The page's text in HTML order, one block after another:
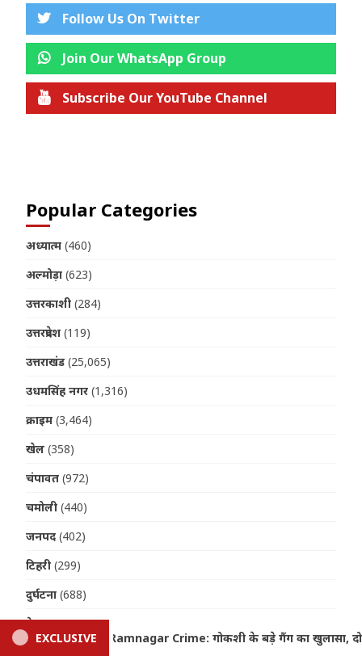
Follow Us On Twitter
Join Our WhatsApp Group
Subscribe Our YouTube Channel
Popular Categories
अध्यात्म (460)
अल्मोड़ा (623)
उत्तरकाशी (284)
उत्तरप्रदेश (119)
उत्तराखंड (25,065)
उधमसिंह नगर (1,316)
क्राइम (3,464)
खेल (358)
चंपावत (972)
चमोली (440)
जनपद (402)
टिहरी (299)
दुर्घटना (688)
देहरादून(11,032)
EXCLUSIVE
दो आरोपी गिरफ्तार; 120 किलो प्रतिबंधित मांस बरामद